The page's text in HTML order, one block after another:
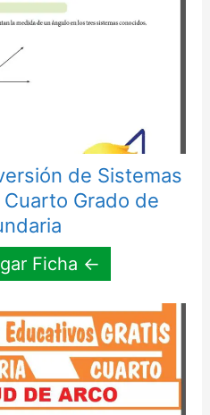
de Sistemas
Grado de
Ficha ←